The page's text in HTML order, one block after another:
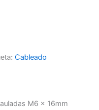
Cableado
M6 x 16mm